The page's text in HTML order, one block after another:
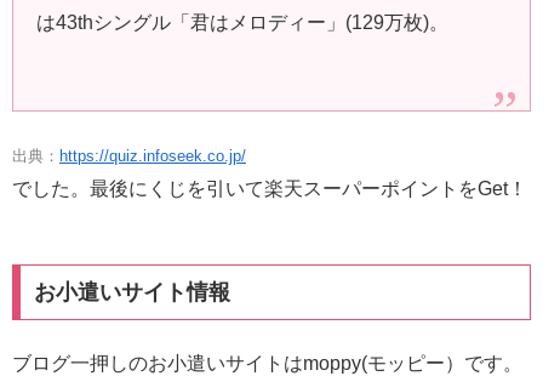
は43thシングル「君はメロディー」(129万枚)。
出典： https://quiz.infoseek.co.jp/
でした。最後にくじを引いて楽天スーパーポイントをGet！
お小遣いサイト情報
ブログ一押しのお小遣いサイトはmoppy(モッピー）です。